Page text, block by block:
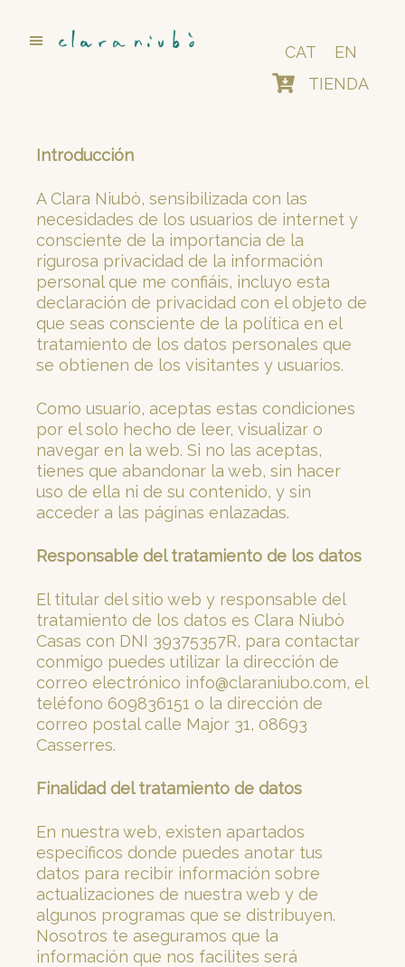
contenido
CAT
EN
TIENDA
Introducción
A Clara Niubò, sensibilizada con las
necesidades de los usuarios de internet y
consciente de la importancia de la
rigurosa privacidad de la información
personal que me confiáis, incluyo esta
declaración de privacidad con el objeto de
que seas consciente de la política en el
tratamiento de los datos personales que
se obtienen de los visitantes y usuarios.
Como usuario, aceptas estas condiciones
por el solo hecho de leer, visualizar o
navegar en la web. Si no las aceptas,
tienes que abandonar la web, sin hacer
uso de ella ni de su contenido, y sin
acceder a las páginas enlazadas.
Responsable del tratamiento de los datos
El titular del sitio web y responsable del
tratamiento de los datos es Clara Niubò
Casas con DNI 39375357R, para contactar
conmigo puedes utilizar la dirección de
correo electrónico info@claraniubo.com, el
teléfono 609836151 o la dirección de
correo postal calle Major 31, 08693
Casserres.
Finalidad del tratamiento de datos
En nuestra web, existen apartados
específicos donde puedes anotar tus
datos para recibir información sobre
actualizaciones de nuestra web y de
algunos programas que se distribuyen.
Nosotros te aseguramos que la
información que nos facilites será